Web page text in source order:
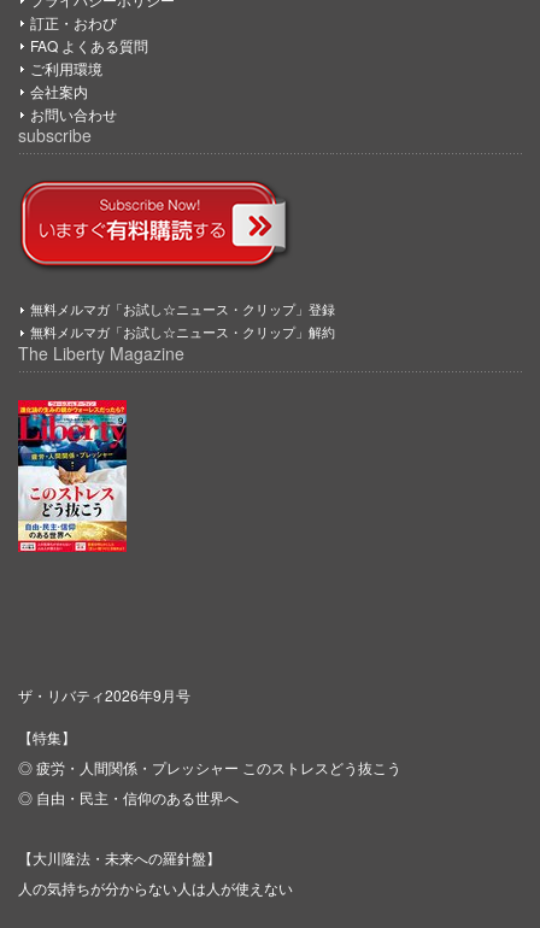
訂正・おわび
FAQ よくある質問
ご利用環境
会社案内
お問い合わせ
subscribe
無料メルマガ「お試し☆ニュース・クリップ」登録
無料メルマガ「お試し☆ニュース・クリップ」解約
The Liberty Magazine
ザ・リバティ2026年9月号
【特集】
◎ 疲労・人間関係・プレッシャー このストレスどう抜こう
◎ 自由・民主・信仰のある世界へ
【大川隆法・未来への羅針盤】
人の気持ちが分からない人は人が使えない